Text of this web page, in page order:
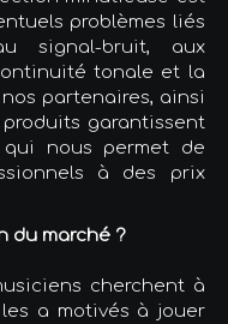
problèmes liés
signal-bruit, aux
tonale et la
partenaires, ainsi
garantissent
nous permet de
à des prix
du marché ?
cherchent à
a motivés à jouer